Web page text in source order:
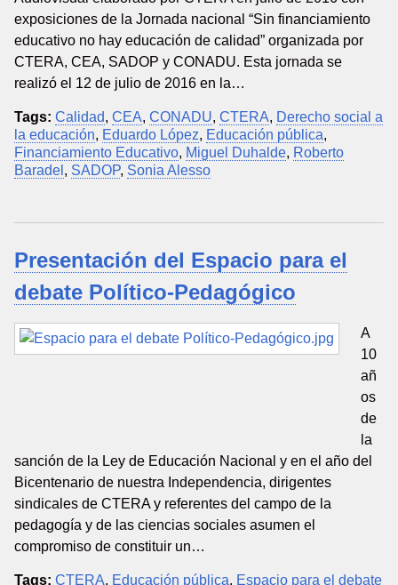
exposiciones de la Jornada nacional “Sin financiamiento
educativo no hay educación de calidad” organizada por
CTERA, CEA, SADOP y CONADU. Esta jornada se
realizó el 12 de julio de 2016 en la…
Tags: Calidad, CEA, CONADU, CTERA, Derecho social a
la educación, Eduardo López, Educación pública,
Financiamiento Educativo, Miguel Duhalde, Roberto
Baradel , SADOP, Sonia Alesso
Presentación del Espacio para el
debate Político-Pedagógico
A
10
añ
os
de
la
sanción de la Ley de Educación Nacional y en el año del
Bicentenario de nuestra Independencia, dirigentes
sindicales de CTERA y referentes del campo de la
pedagogía y de las ciencias sociales asumen el
compromiso de constituir un…
Tags: CTERA, Educación pública, Espacio para el debate